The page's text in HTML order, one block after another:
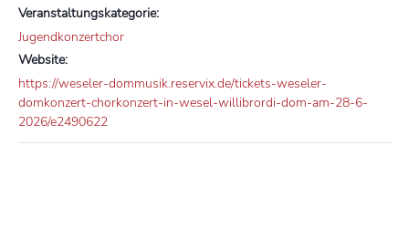
Veranstaltungskategorie:
Jugendkonzertchor
Website:
https://weseler-dommusik.reservix.de/tickets-weseler-
domkonzert-chorkonzert-in-wesel-willibrordi-dom-am-28-6-
2026/e2490622